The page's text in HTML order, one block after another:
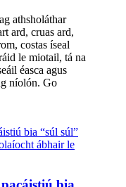
athsholáthar
ard, cruas ard,
costas íseal
le miotail, tá na
éasca agus
níolón. Go